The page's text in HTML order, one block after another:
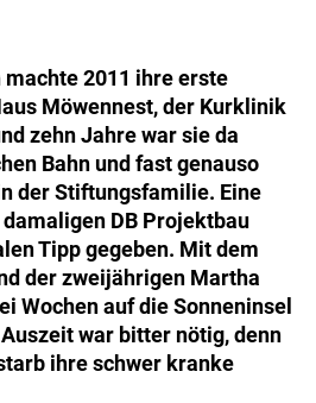
2011 ihre erste
Möwennest, der Kurklinik
zehn Jahre war sie da
Bahn und fast genauso
der Stiftungsfamilie. Eine
DB Projektbau
Tipp gegeben. Mit dem
der zweijährigen Martha
Wochen auf die Sonneninsel
war bitter nötig, denn
ihre schwer kranke